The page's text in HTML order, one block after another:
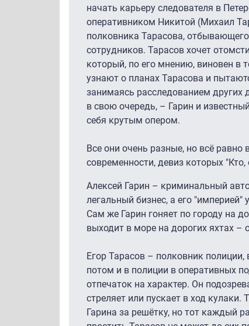
начать карьеру следователя в
оперативником Никитой (Михаил
полковника Тарасова,
сотрудников. Тарасов хочет
который, по его мнению, виновен в
узнают о планах Тарасова и
занимаясь расследованием
в свою очередь, – Гарин и
себя крутым опером.
Все они очень разные, но всё равно
современности, девиз которых
Алексей Гарин – криминальный
легальный бизнес, а его
Сам же Гарин гоняет по городу на
выходит в море на дорогих яхтах –
Егор Тарасов – полковник
потом и в полиции в оперативных
отпечаток на характер. Он
стреляет или пускает в ход
Гарина за решётку, но тот каждый